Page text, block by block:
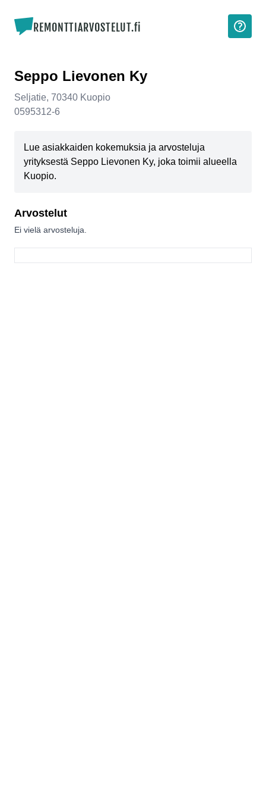
REMONTTIARVOSTELUT.fi
Seppo Lievonen Ky
Seljatie, 70340 Kuopio
0595312-6
Lue asiakkaiden kokemuksia ja arvosteluja
yrityksestä Seppo Lievonen Ky, joka toimii alueella
Kuopio.
Arvostelut
Ei vielä arvosteluja.